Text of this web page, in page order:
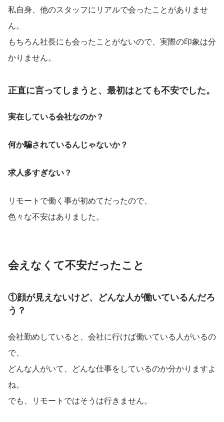
私自身、他のスタッフにリアルで会ったことがありませ
ん。
もちろん社長にも会ったことがないので、実際の印象は分
かりません。
正直に言ってしまうと、最初はとても不安でした。
実在している会社なのか？
何か騙されているんじゃないか？
求人多すぎない？
リモートで働く事が初めてだったので、
色々な不安はありました。
会えなくて不安だったこと
①顔が見えないけど、どんな人が働いているんだろ
う？
会社勤めしていると、会社に行けば働いている人がいるの
で、
どんな人がいて、どんな仕事をしているのか分かりますよ
ね。
でも、リモートではそうは行きません。